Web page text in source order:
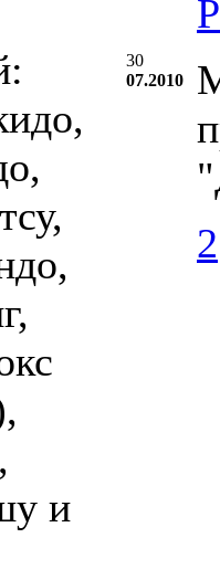
и
30
07.2010
2